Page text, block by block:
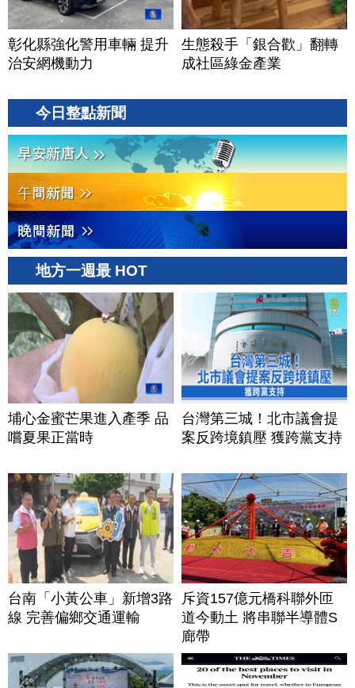
彰化縣強化警用車輛 提升
治安網機動力
生態殺手「銀合歡」翻轉
成社區綠金產業
今日整點新聞
地方一週最 HOT
埔心金蜜芒果進入產季 品
嚐夏果正當時
台灣第三城！北市議會提
案反跨境鎮壓 獲跨黨支持
台南「小黃公車」新增3路
線 完善偏鄉交通運輸
斥資157億元橋科聯外匝
道今動土 將串聯半導體S
廊帶